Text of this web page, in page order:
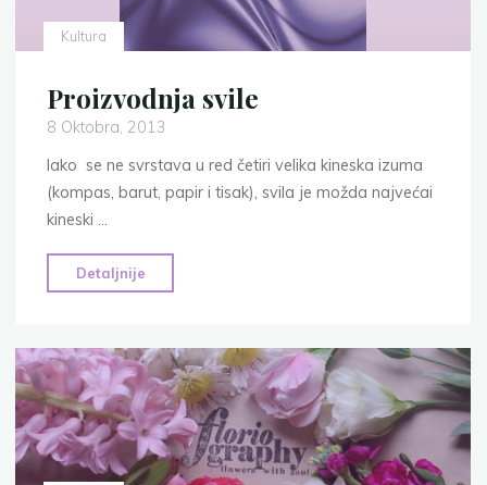
Kultura
Proizvodnja svile
8 Oktobra, 2013
Iako se ne svrstava u red četiri velika kineska izuma
(kompas, barut, papir i tisak), svila je možda najvećai
kineski …
Detaljnije
svile"